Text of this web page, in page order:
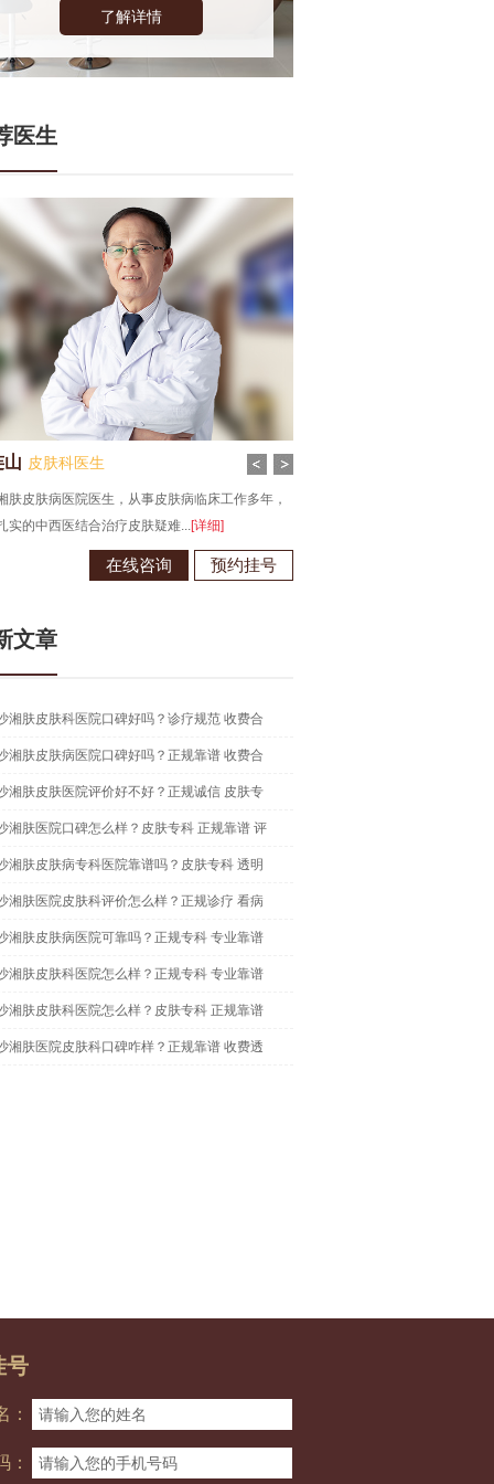
了解详情
医生
山 皮肤科医生
肤皮肤病医院医生，从事皮肤病临床工作多年，
实的中西医结合治疗皮肤疑难...[详细]
在线咨询 预约挂号
文章
湘肤皮肤科医院口碑好吗？诊疗规范 收费合
湘肤皮肤病医院口碑好吗？正规靠谱 收费合
湘肤皮肤医院评价好不好？正规诚信 皮肤专
湘肤医院口碑怎么样？皮肤专科 正规靠谱 评
湘肤皮肤病专科医院靠谱吗？皮肤专科 透明
湘肤医院皮肤科评价怎么样？正规诊疗 看病
湘肤皮肤病医院可靠吗？正规专科 专业靠谱
湘肤皮肤科医院怎么样？正规专科 专业靠谱
湘肤皮肤科医院怎么样？皮肤专科 正规靠谱
湘肤医院皮肤科口碑咋样？正规靠谱 收费透
号
：
：